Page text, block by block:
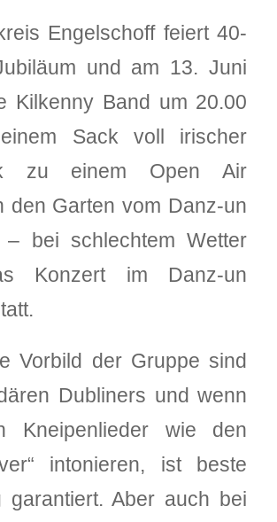
Engelschoff feiert 40-
und am 13. Juni
Kilkenny Band um 20.00
Sack voll irischer
zu einem Open Air
den Garten vom Danz-un
bei schlechtem Wetter
Konzert im Danz-un
Vorbild der Gruppe sind
Dubliners und wenn
Kneipenlieder wie den
intonieren, ist beste
garantiert. Aber auch bei